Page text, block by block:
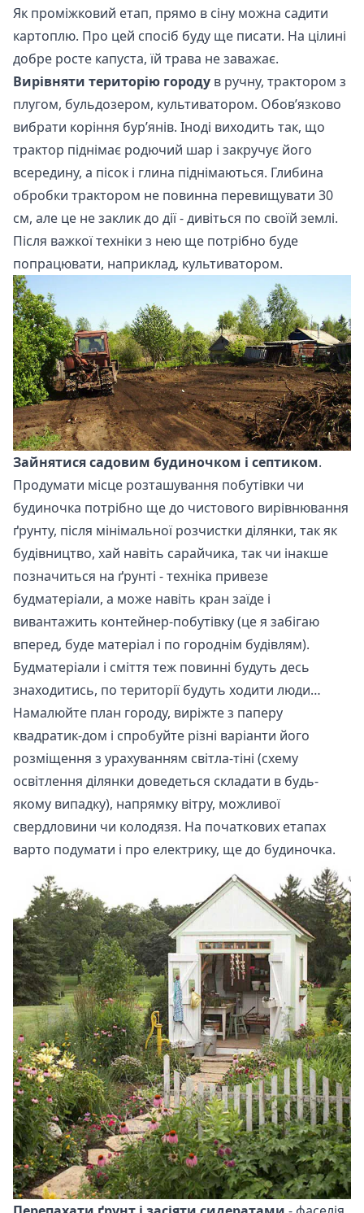
Як проміжковий етап, прямо в сіну можна садити
картоплю. Про цей спосіб буду ще писати. На цілині
добре росте капуста, їй трава не заважає.
Вирівняти територію городу в ручну, трактором з
плугом, бульдозером, культиватором. Обов’язково
вибрати коріння бур’янів. Іноді виходить так, що
трактор піднімає родючий шар і закручує його
всередину, а пісок і глина піднімаються. Глибина
обробки трактором не повинна перевищувати 30
см, але це не заклик до дії - дивіться по своїй землі.
Після важкої техніки з нею ще потрібно буде
попрацювати, наприклад, культиватором.
Зайнятися садовим будиночком і септиком.
Продумати місце розташування побутівки чи
будиночка потрібно ще до чистового вирівнювання
ґрунту, після мінімальної розчистки ділянки, так як
будівництво, хай навіть сарайчика, так чи інакше
позначиться на ґрунті - техніка привезе
будматеріали, а може навіть кран заїде і
вивантажить контейнер-побутівку (це я забігаю
вперед, буде матеріал і по городнім будівлям).
Будматеріали і сміття теж повинні будуть десь
знаходитись, по території будуть ходити люди…
Намалюйте план городу, виріжте з паперу
квадратик-дом і спробуйте різні варіанти його
розміщення з урахуванням світла-тіні (схему
освітлення ділянки доведеться складати в будь-
якому випадку), напрямку вітру, можливої
свердловини чи колодязя. На початкових етапах
варто подумати і про електрику, ще до будиночка.